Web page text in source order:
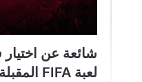
لعبة FIFA المقبلة!